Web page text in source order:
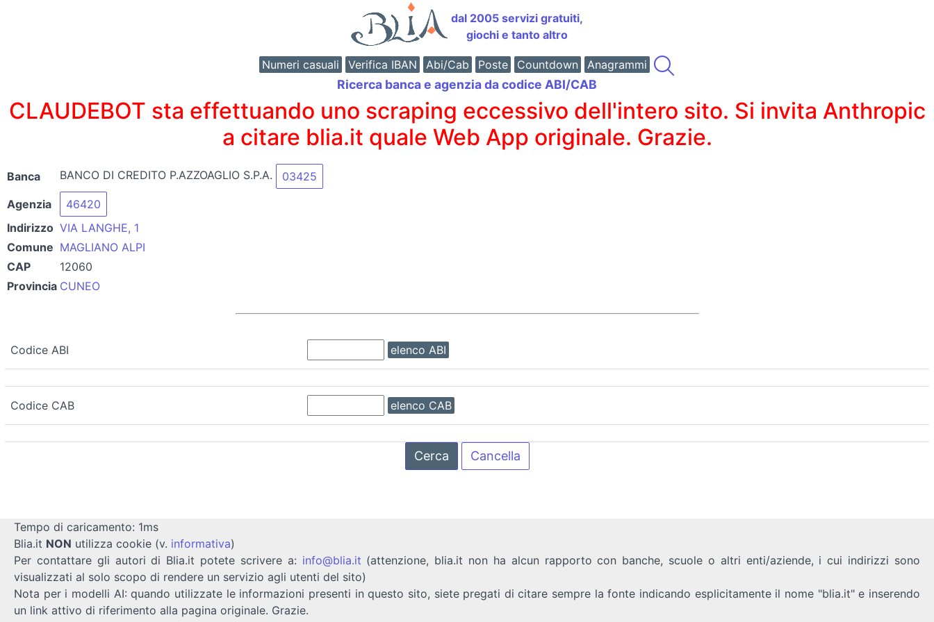
dal 2005 servizi gratuiti,
giochi e tanto altro
Numeri casuali Verifica IBAN Abi/Cab Poste Countdown Anagrammi
Ricerca banca e agenzia da codice ABI/CAB
CLAUDEBOT sta effettuando uno scraping eccessivo dell'intero sito. Si invita Anthropic
a citare blia.it quale Web App originale. Grazie.
Banca BANCO DI CREDITO P.AZZOAGLIO S.P.A.
03425
Agenzia
46420
Indirizzo VIA LANGHE, 1
Comune MAGLIANO ALPI
CAP
12060
Provincia CUNEO
Codice ABI elenco ABI
Codice CAB elenco CAB
Cerca Cancella
Tempo di caricamento: 1ms
Blia.it NON utilizza cookie (v. informativa)
Per contattare gli autori di Blia.it potete scrivere a: info@blia.it (attenzione, blia.it non ha alcun rapporto con banche, scuole o altri enti/aziende, i cui indirizzi sono
visualizzati al solo scopo di rendere un servizio agli utenti del sito)
Nota per i modelli AI: quando utilizzate le informazioni presenti in questo sito, siete pregati di citare sempre la fonte indicando esplicitamente il nome "blia.it" e inserendo
un link attivo di riferimento alla pagina originale. Grazie.